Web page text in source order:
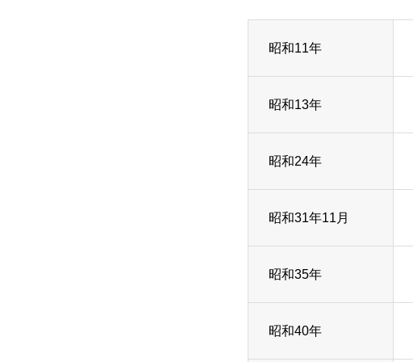
大洋舎のこだわり
昭和11年
昭和13年
昭和24年
昭和31年11月
昭和35年
昭和40年